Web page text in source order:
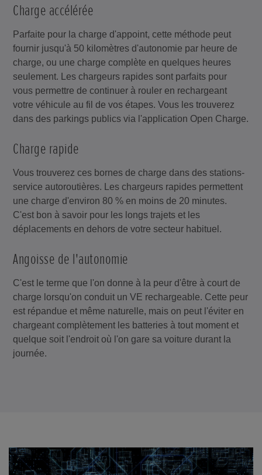
Charge accélérée
Parfaite pour la charge d'appoint, cette méthode peut
fournir jusqu'à 50 kilomètres d'autonomie par heure de
charge, ou une charge complète en quelques heures
seulement. Les chargeurs rapides sont parfaits pour
vous permettre de continuer à rouler en rechargeant
votre véhicule au fil de vos étapes. Vous les trouverez
dans des parkings publics via l'application Open Charge.
Charge rapide
Vous trouverez ces bornes de charge dans des stations-
service autoroutières. Les chargeurs rapides permettent
une charge d'environ 80 % en moins de 20 minutes.
C'est bon à savoir pour les longs trajets et les
déplacements en dehors de votre secteur habituel.
Angoisse de l'autonomie
C'est le terme que l'on donne à la peur d'être à court de
charge lorsqu'on conduit un VE rechargeable. Cette peur
est répandue et même naturelle, mais on peut l'éviter en
chargeant complètement les batteries à tout moment et
quelque soit l'endroit où l'on gare sa voiture durant la
journée.